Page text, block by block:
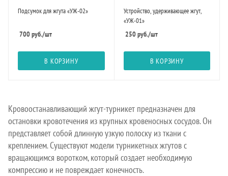
Подсумок для жгута «УЖ-02»
700руб./шт
В КОРЗИНУ
Устройство, удерживающее жгут,
«УЖ-01»
250руб./шт
В КОРЗИНУ
Кровоостанавливающий жгут-турникет предназначен для
остановки кровотечения из крупных кровеносных сосудов. Он
представляет собой длинную узкую полоску из ткани с
креплением. Существуют модели турникетных жгутов с
вращающимся воротком, который создает необходимую
компрессию и не повреждает конечность.